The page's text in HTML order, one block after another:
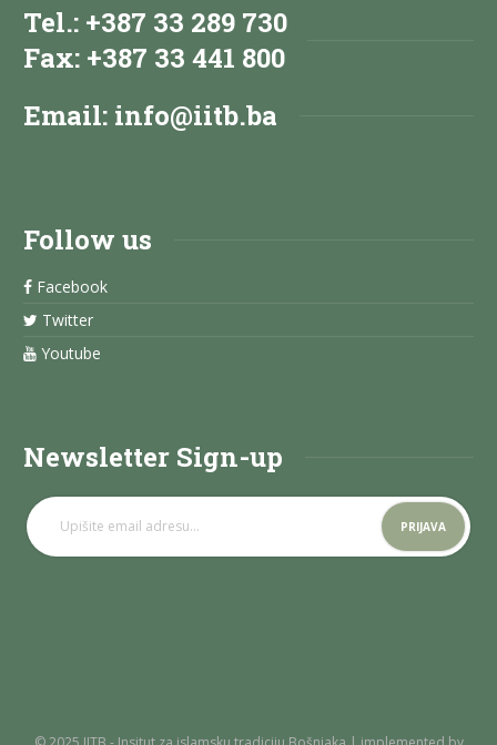
Tel.: +387 33 289 730
Fax: +387 33 441 800
Email: info@iitb.ba
Follow us
Facebook
Twitter
Youtube
Newsletter Sign-up